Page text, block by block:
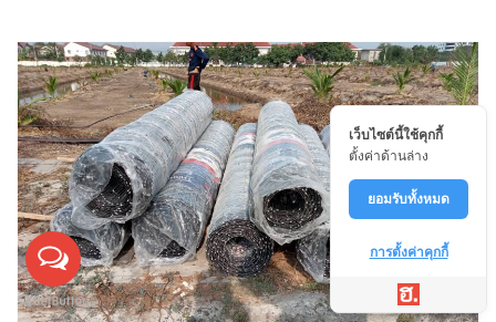
เว็บไซต์นี้ใช้คุกกี้
ตั้งค่าด้านล่าง
ยอมรับทั้งหมด
การตั้งค่าคุกกี้